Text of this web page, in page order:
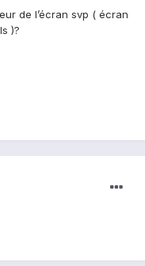
de l’écran svp ( écran
)?